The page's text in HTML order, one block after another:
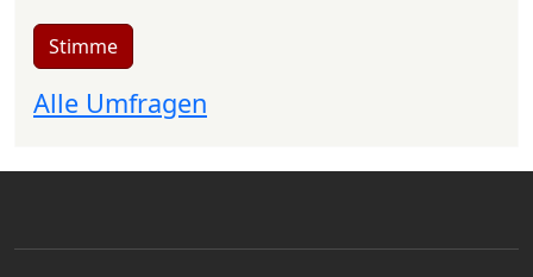
Stimme
Alle Umfragen